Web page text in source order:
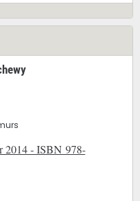
2014 - ISBN 978-